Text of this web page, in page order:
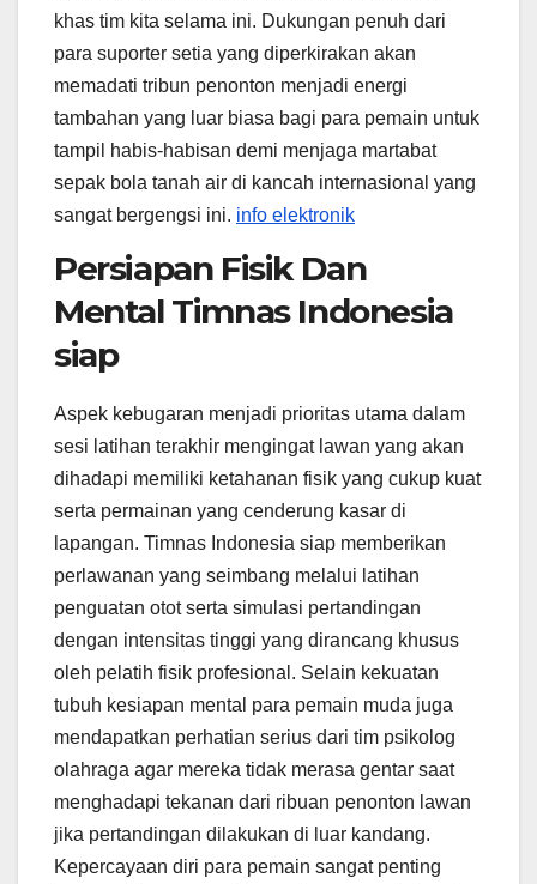
khas tim kita selama ini. Dukungan penuh dari
para suporter setia yang diperkirakan akan
memadati tribun penonton menjadi energi
tambahan yang luar biasa bagi para pemain untuk
tampil habis-habisan demi menjaga martabat
sepak bola tanah air di kancah internasional yang
sangat bergengsi ini. info elektronik
Persiapan Fisik Dan
Mental Timnas Indonesia
siap
Aspek kebugaran menjadi prioritas utama dalam
sesi latihan terakhir mengingat lawan yang akan
dihadapi memiliki ketahanan fisik yang cukup kuat
serta permainan yang cenderung kasar di
lapangan. Timnas Indonesia siap memberikan
perlawanan yang seimbang melalui latihan
penguatan otot serta simulasi pertandingan
dengan intensitas tinggi yang dirancang khusus
oleh pelatih fisik profesional. Selain kekuatan
tubuh kesiapan mental para pemain muda juga
mendapatkan perhatian serius dari tim psikolog
olahraga agar mereka tidak merasa gentar saat
menghadapi tekanan dari ribuan penonton lawan
jika pertandingan dilakukan di luar kandang.
Kepercayaan diri para pemain sangat penting